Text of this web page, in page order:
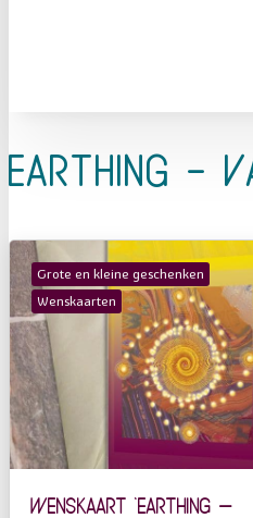
Earthing -
Grote en kleine geschenken
Wenskaarten
Wenskaart ‘Earthing –